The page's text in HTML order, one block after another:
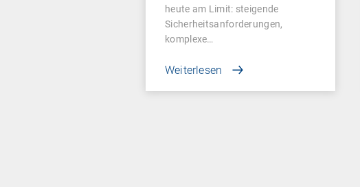
heute am Limit: steigende
Sicherheitsanforderungen,
komplexe…
Weiterlesen